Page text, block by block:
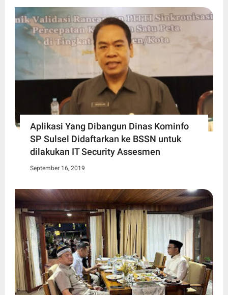
Aplikasi Yang Dibangun Dinas Kominfo
SP Sulsel Didaftarkan ke BSSN untuk
dilakukan IT Security Assesmen
September 16, 2019